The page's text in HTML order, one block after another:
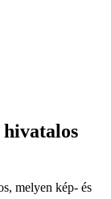
melyen kép- és